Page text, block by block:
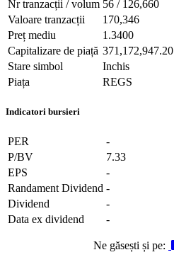
Nr tranzacții / volum 56 / 126,660
Valoare tranzacții
170,346
Preț mediu
1.3400
Capitalizare de piață 371,172,947.20
Stare simbol
Inchis
Piața
REGS
Indicatori bursieri
PER
-
P/BV
7.33
EPS
-
Randament Dividend -
Dividend
-
Data ex dividend
-
Ne găsești și pe: